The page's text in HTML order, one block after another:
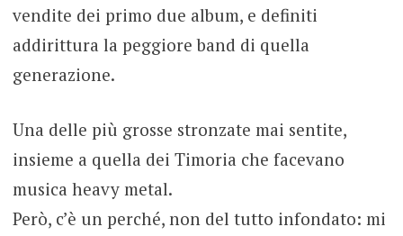
vendite dei primo due album, e definiti
addirittura la peggiore band di quella
generazione.
Una delle più grosse stronzate mai sentite,
insieme a quella dei Timoria che facevano
musica heavy metal.
Però, c’è un perché, non del tutto infondato: mi